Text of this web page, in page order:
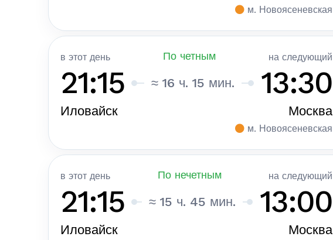
м. Новоясеневская
в этот день По четным на следующий
21:15 ≈ 16 ч. 15 мин. 13:30
Иловайск Москва
м. Новоясеневская
в этот день По нечетным на следующий
21:15 ≈ 15 ч. 45 мин. 13:00
Иловайск Москва